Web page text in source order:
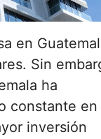
en
Sin
ha
constante en
inversión